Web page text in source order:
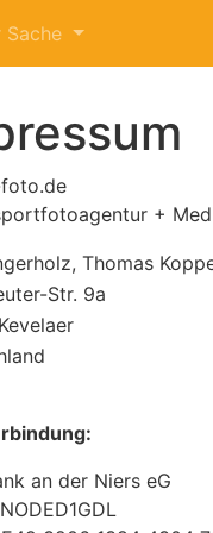
Sache
+
Thomas
Str. 9a
an der Niers eG